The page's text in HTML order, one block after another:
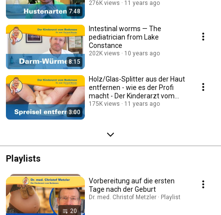
7:48
276K views 11 years ago
8:15
Intestinal worms — The
pediatrician from Lake
Constance
202K views 10 years ago
3:00
Holz/Glas-Splitter aus der Haut
entfernen - wie es der Profi
macht - Der Kinderarzt vom
Bodensee
175K views 11 years ago
Playlists
20
Vorbereitung auf die ersten
Tage nach der Geburt
Dr. med. Christof Metzler · Playlist